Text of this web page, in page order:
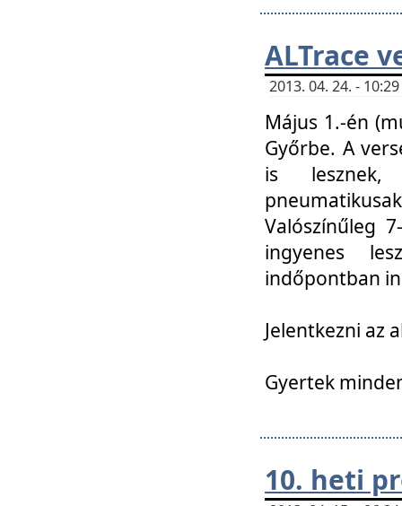
ALTrace
2013. 04. 24. -
Május 1.-én
Győrbe. A
is lesznek,
Valószínűleg
ingyenes
indőpontban
Jelentkezni az
Gyertek
10. heti